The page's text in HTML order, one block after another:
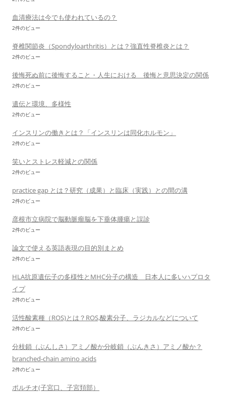
血清療法は今でも使われているの？
2件のビュー
脊椎関節炎（Spondyloarthritis）とは？強直性脊椎炎とは？
2件のビュー
後悔死ぬ前に後悔すること・人生における 後悔と意思決定の関係
2件のビュー
遺伝と環境、多様性
2件のビュー
インスリンの働きとは？「インスリンは同化ホルモン」
2件のビュー
笑いとストレス軽減との関係
2件のビュー
practice gap とは？研究（成果）と臨床（実践）との間の溝
2件のビュー
彦根市立病院で脳動脈瘤脳を下垂体腫瘍と誤診
2件のビュー
論文で使える英語表現の目的別まとめ
2件のビュー
HLA抗原遺伝子の多様性とMHC分子の構造 日本人に多いハプロタ
イプ
2件のビュー
活性酸素種（ROS)とは？ROS,酸素分子、ラジカルなどについて
2件のビュー
分枝鎖（ぶんしさ）アミノ酸か分岐鎖（ぶんきさ）アミノ酸か？
branched-chain amino acids
2件のビュー
ポルチオ(子宮口、子宮頚部）